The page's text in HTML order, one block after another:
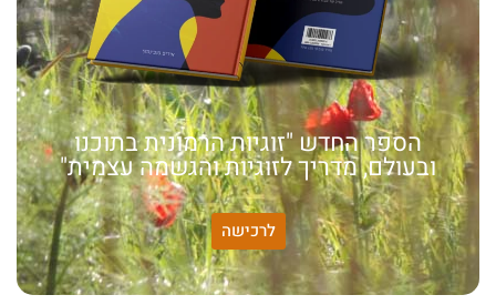
הספר החדש "זוגיות הרמונית בתוכנו
ובעולם, מדריך לזוגיות והגשמה עצמית"
לרכישה
האמונה שלי: